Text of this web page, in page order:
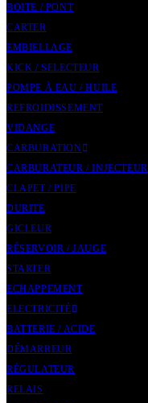
BOITE / PONT
CARTER
EMBIELLAGE
KICK / SELECTEUR
POMPE À EAU / HUILE
REFROIDISSEMENT
VIDANGE
CARBURATION
CARBURATEUR / INJECTEUR
CLAPET / PIPE
DURITE
GICLEUR
RÉSERVOIR / JAUGE
STARTER
ECHAPPEMENT
ELECTRICITÉ
BATTERIE / ACIDE
DÉMARREUR
RÉGULATEUR
RELAIS